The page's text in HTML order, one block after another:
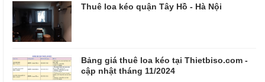
Thuê loa kéo quận Tây Hồ - Hà Nội
Bảng giá thuê loa kéo tại Thietbiso.com -
cập nhật tháng 11/2024